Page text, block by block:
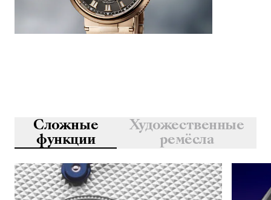
Сложные
функции
Художественные
ремёсла